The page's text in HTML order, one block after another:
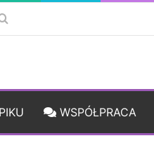
WSPÓŁPRACA